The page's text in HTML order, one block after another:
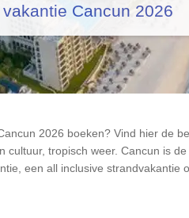
Cancun 2026
2026 boeken? Vind hier de
cultuur, tropisch weer. Cancun is
een all inclusive